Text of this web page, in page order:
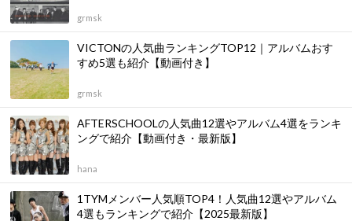
grmsk
VICTONの人気曲ランキングTOP12｜アルバムおす
すめ5選も紹介【動画付き】
grmsk
AFTERSCHOOLの人気曲12選やアルバム4選をランキ
ングで紹介【動画付き・最新版】
hana
1TYMメンバー人気順TOP4！人気曲12選やアルバム
4選もランキングで紹介【2025最新版】